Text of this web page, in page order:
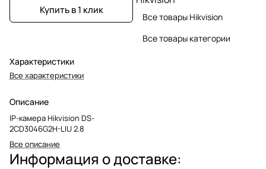
Купить в 1 клик
Характеристики
Все характеристики
Описание
IP-камера Hikvision DS-
2CD3046G2H-LIU 2.8
Все описание
Все товары Hikvision
Все товары категории
Информация о доставке: